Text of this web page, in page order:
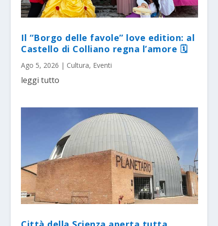
Il “Borgo delle favole” love edition: al
Castello di Colliano regna l’amore 🗓
Ago 5, 2026 | Cultura, Eventi
leggi tutto